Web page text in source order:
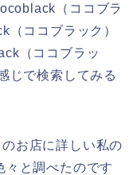
（ココブラ
（ココブラック）
（ココブラッ
じで検索してみる
お店に詳しい私の
々と調べたのです